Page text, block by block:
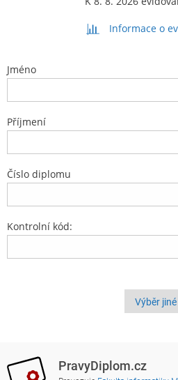
Informace o
Jméno
Příjmení
Číslo diplomu
Kontrolní kód:
Výběr
PravyDiplom.cz